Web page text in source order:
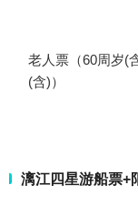
老人票（60周岁(
(含)）
漓江四星游船票+